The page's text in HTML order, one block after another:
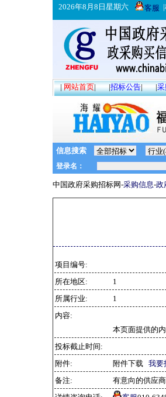
2026年8月8日星期六 客服 |
|网站首页| |招标公告| |
信息搜索
中国政府采购招标网-采购信息-政
项目编号:
所在地区:
1
所属行业:
1
内容:
本页面提供的
投标截止时间:
附件:
附件下载 我要
备注:
有意向的供应